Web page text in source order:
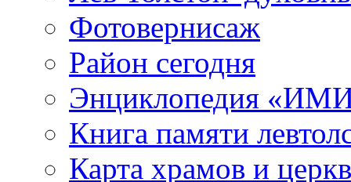
Фотовернисаж
Район сегодня
Энциклопедия «ИМИ
Книга памяти
Карта храмов и